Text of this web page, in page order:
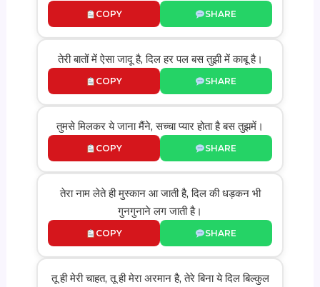
COPY SHARE
तेरी बातों में ऐसा जादू है, दिल हर पल बस तुझी में काबू है।
COPY SHARE
तुमसे मिलकर ये जाना मैंने, सच्चा प्यार होता है बस तुझमें।
COPY SHARE
तेरा नाम लेते ही मुस्कान आ जाती है, दिल की धड़कन भी
गुनगुनाने लग जाती है।
COPY SHARE
तू ही मेरी चाहत, तू ही मेरा अरमान है, तेरे बिना ये दिल बिल्कुल